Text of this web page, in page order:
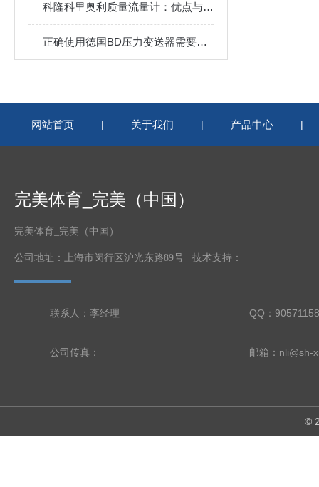
科隆科里奥利质量流量计：优点与应用详解
正确使用德国BD压力变送器需要考虑的
网站首页 | 关于我们 | 产品中心 |
完美体育_完美（中国）
完美体育_完美（中国）
公司地址：上海市闵行区沪光东路89号 技术支持：
联系人：李经理 QQ：
公司传真： 邮箱：nli@sh-
©